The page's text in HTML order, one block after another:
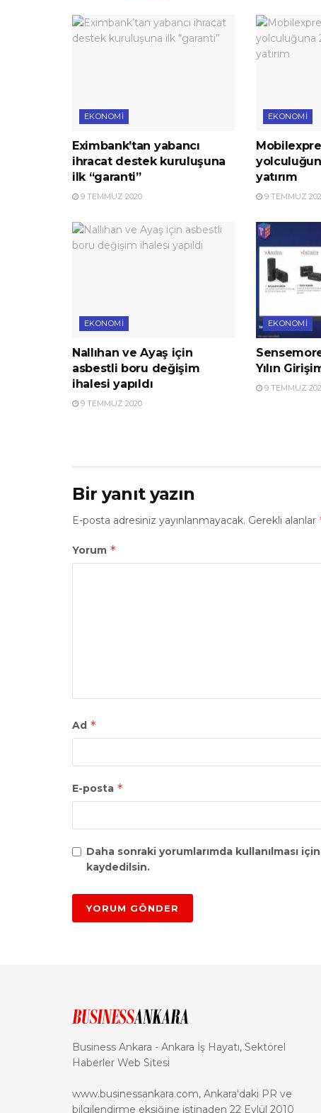
EKONOMI
Eximbank’tan yabancı
ihracat destek kuruluşuna
ilk “garanti”
9 TEMMUZ 2020
EKONOMI
yatırım
9 TEMMUZ
EKONOMI
Nallıhan ve Ayaş için
asbestli boru değişim
ihalesi yapıldı
9 TEMMUZ 2020
EKONOMI
Yılın
9 TEMMUZ
Bir yanıt yazın
E-posta adresiniz yayınlanmayacak. Gerekli alanlar
Yorum *
Ad *
E-posta *
Daha sonraki yorumlarımda kullanılması
kaydedilsin.
Business Ankara - Ankara İş Hayatı, Sektörel
Haberler Web Sitesi
www.businessankara.com, Ankara'daki PR ve
bilgilendirme eksiğine istinaden 22 Eylül 2010